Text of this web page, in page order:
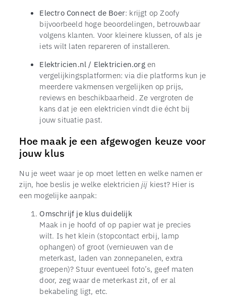
Electro Connect de Boer: krijgt op Zoofy
bijvoorbeeld hoge beoordelingen, betrouwbaar
volgens klanten. Voor kleinere klussen, of als je
iets wilt laten repareren of installeren.
Elektricien.nl / Elektricien.orgen
vergelijkingsplatformen: via die platforms kun je
meerdere vakmensen vergelijken op prijs,
reviews en beschikbaarheid. Ze vergroten de
kans dat je een elektricien vindt die écht bij
jouw situatie past.
Hoe maak je een afgewogen keuze voor
jouw klus
Nu je weet waar je op moet letten en welke namen er
zijn, hoe beslis je welke elektricien jij kiest? Hier is
een mogelijke aanpak:
Omschrijf je klus duidelijk
Maak in je hoofd of op papier wat je precies
wilt. Is het klein (stopcontact erbij, lamp
ophangen) of groot (vernieuwen van de
meterkast, laden van zonnepanelen, extra
groepen)? Stuur eventueel foto’s, geef maten
door, zeg waar de meterkast zit, of er al
bekabeling ligt, etc.